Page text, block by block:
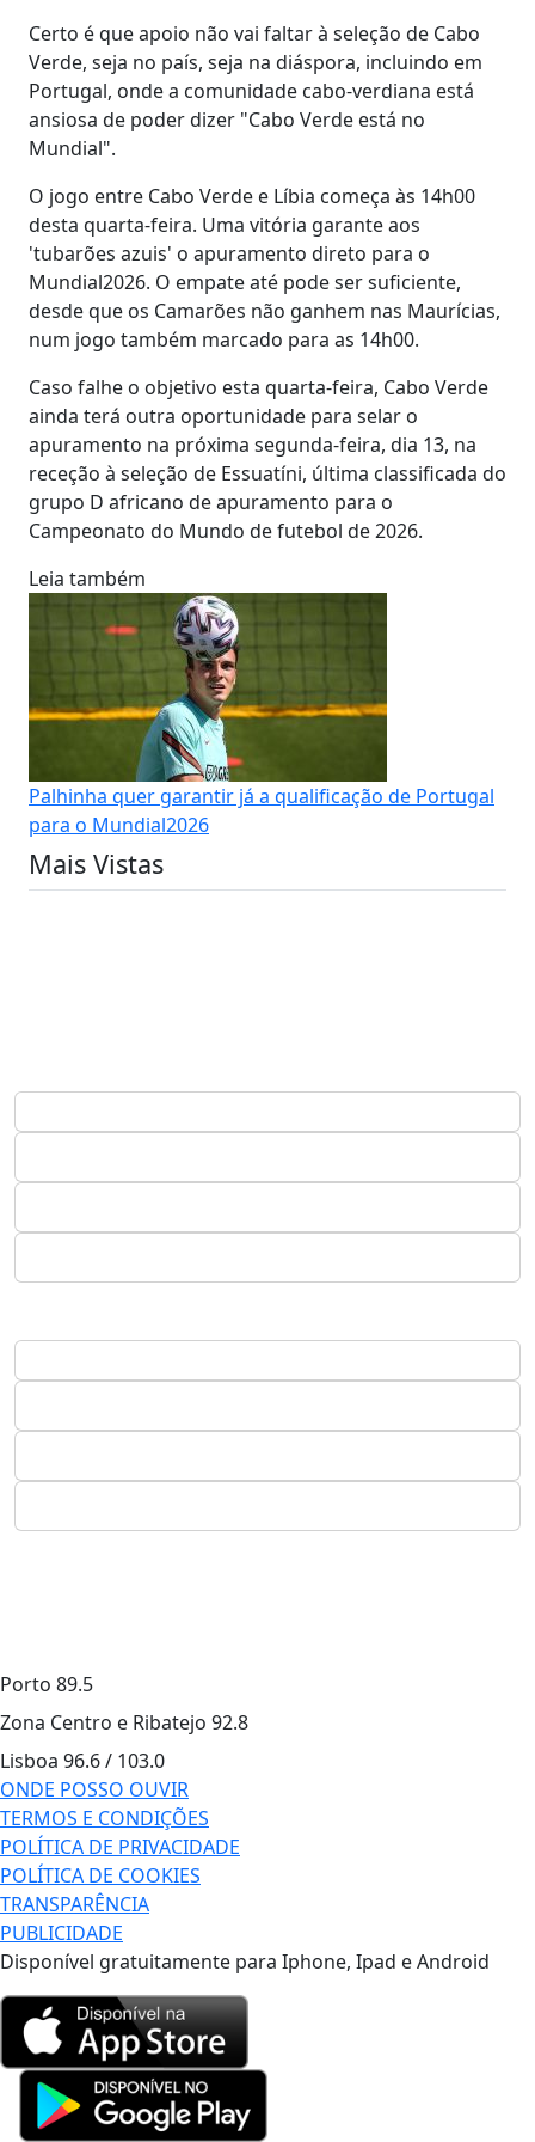
Certo é que apoio não vai faltar à seleção de Cabo
Verde, seja no país, seja na diáspora, incluindo em
Portugal, onde a comunidade cabo-verdiana está
ansiosa de poder dizer "Cabo Verde está no
Mundial".
O jogo entre Cabo Verde e Líbia começa às 14h00
desta quarta-feira. Uma vitória garante aos
'tubarões azuis' o apuramento direto para o
Mundial2026. O empate até pode ser suficiente,
desde que os Camarões não ganhem nas Maurícias,
num jogo também marcado para as 14h00.
Caso falhe o objetivo esta quarta-feira, Cabo Verde
ainda terá outra oportunidade para selar o
apuramento na próxima segunda-feira, dia 13, na
receção à seleção de Essuatíni, última classificada do
grupo D africano de apuramento para o
Campeonato do Mundo de futebol de 2026.
Leia também
Palhinha quer garantir já a qualificação de Portugal
para o Mundial2026
Mais Vistas
Porto 89.5
Zona Centro e Ribatejo 92.8
Lisboa 96.6 / 103.0
ONDE POSSO OUVIR
TERMOS E CONDIÇÕES
POLÍTICA DE PRIVACIDADE
POLÍTICA DE COOKIES
TRANSPARÊNCIA
PUBLICIDADE
Disponível gratuitamente para Iphone, Ipad e Android